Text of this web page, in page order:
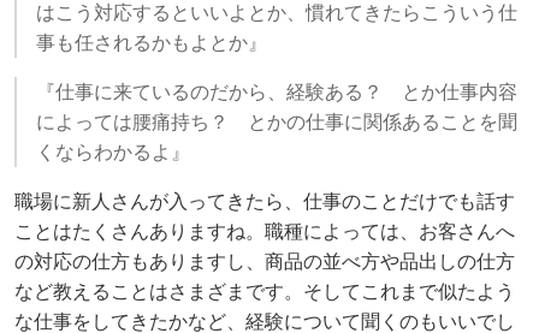
はこう対応するといいよとか、慣れてきたらこういう仕
事も任されるかもよとか』
『仕事に来ているのだから、経験ある？ とか仕事内容
によっては腰痛持ち？ とかの仕事に関係あることを聞
くならわかるよ』
職場に新人さんが入ってきたら、仕事のことだけでも話す
ことはたくさんありますね。職種によっては、お客さんへ
の対応の仕方もありますし、商品の並べ方や品出しの仕方
など教えることはさまざまです。そしてこれまで似たよう
な仕事をしてきたかなど、経験について聞くのもいいでし